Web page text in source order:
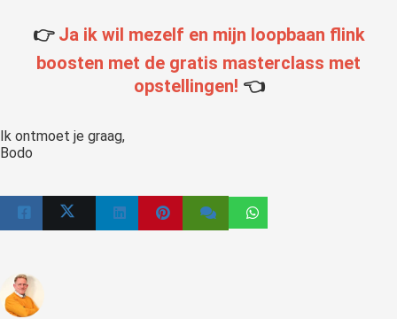
👉 Ja ik wil mezelf en mijn loopbaan flink
boosten met de gratis masterclass met
opstellingen! 👈
Ik ontmoet je graag,
Bodo